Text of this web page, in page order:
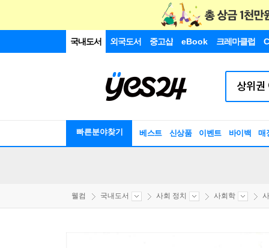
국내도서 외국도서 중고샵 eBook 크레마클럽
빠른분야찾기 베스트 신상품 이벤트 바이백 매
웰컴 국내도서 사회 정치 사회학